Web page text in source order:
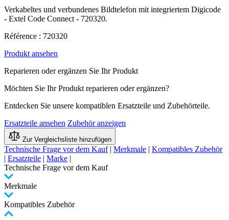
Verkabeltes und verbundenes Bildtelefon mit integriertem Digicode
- Extel Code Connect - 720320.
Référence : 720320
Produkt ansehen
Reparieren oder ergänzen Sie Ihr Produkt
Möchten Sie Ihr Produkt reparieren oder ergänzen?
Entdecken Sie unsere kompatiblen Ersatzteile und Zubehörteile.
Ersatzteile ansehen Zubehör anzeigen
Zur Vergleichsliste hinzufügen
Technische Frage vor dem Kauf | Merkmale | Kompatibles Zubehör
| Ersatzteile | Marke |
Technische Frage vor dem Kauf
Merkmale
Kompatibles Zubehör